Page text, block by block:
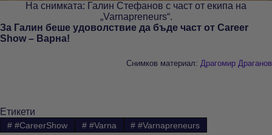
На снимката: Галин Стефанов с част от екипа на
„Varnapreneurs“.
За Галин беше удоволствие да бъде част от Career
Show – Варна!
Снимков материал: Драгомир Драганов
Етикети
##CareerShow ##Varna # #Varnapreneurs